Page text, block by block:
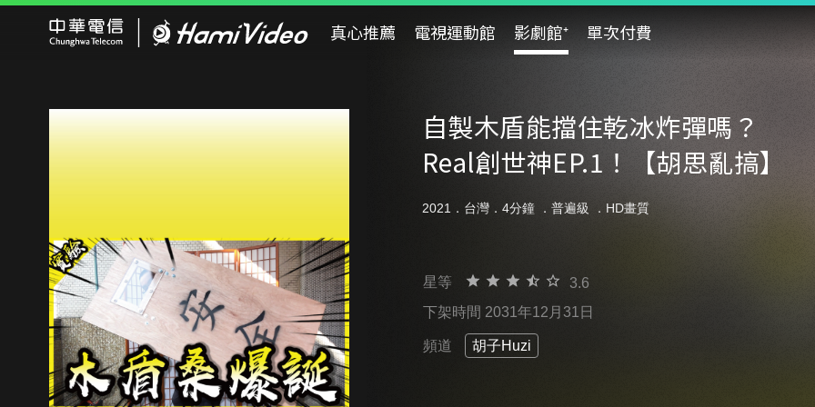
真心推薦 電視運動館 影劇館⁺ 單次付費
自製木盾能擋住乾冰炸彈嗎？
Real創世神EP.1！【胡思亂搞】
2021．台灣．4分鐘 ． 普遍級 ．HD畫質
星等
3.6
下架時間 2031年12月31日
頻道 胡子Huzi